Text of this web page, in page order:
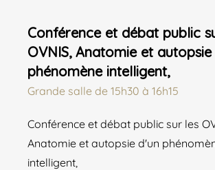
Conférence et débat public
OVNIS, Anatomie et
phénomène intelligent,
Grande salle de 15h30 à 16h15
Conférence et débat public sur les
Anatomie et autopsie d'un
intelligent,